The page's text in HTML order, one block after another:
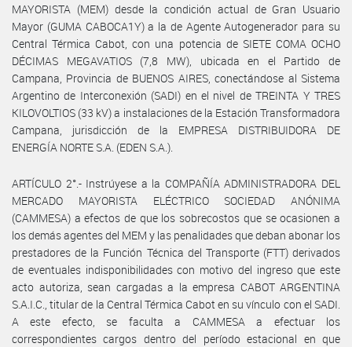
MAYORISTA (MEM) desde la condición actual de Gran Usuario
Mayor (GUMA CABOCA1Y) a la de Agente Autogenerador para su
Central Térmica Cabot, con una potencia de SIETE COMA OCHO
DÉCIMAS MEGAVATIOS (7,8 MW), ubicada en el Partido de
Campana, Provincia de BUENOS AIRES, conectándose al Sistema
Argentino de Interconexión (SADI) en el nivel de TREINTA Y TRES
KILOVOLTIOS (33 kV) a instalaciones de la Estación Transformadora
Campana, jurisdicción de la EMPRESA DISTRIBUIDORA DE
ENERGÍA NORTE S.A. (EDEN S.A.).
ARTÍCULO 2°.- Instrúyese a la COMPAÑÍA ADMINISTRADORA DEL
MERCADO MAYORISTA ELÉCTRICO SOCIEDAD ANÓNIMA
(CAMMESA) a efectos de que los sobrecostos que se ocasionen a
los demás agentes del MEM y las penalidades que deban abonar los
prestadores de la Función Técnica del Transporte (FTT) derivados
de eventuales indisponibilidades con motivo del ingreso que este
acto autoriza, sean cargadas a la empresa CABOT ARGENTINA
S.A.I.C., titular de la Central Térmica Cabot en su vínculo con el SADI.
A este efecto, se faculta a CAMMESA a efectuar los
correspondientes cargos dentro del período estacional en que